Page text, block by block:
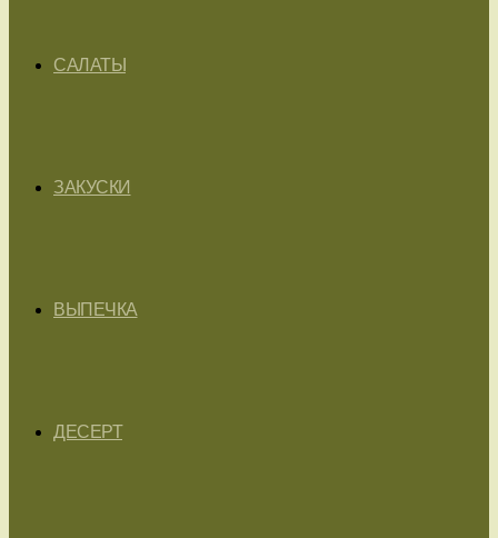
САЛАТЫ
ЗАКУСКИ
ВЫПЕЧКА
ДЕСЕРТ